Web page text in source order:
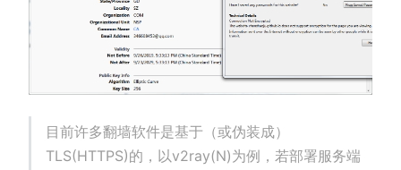
目前许多翻墙软件是基于（或伪装成）
TLS(HTTPS)的，以v2ray(N)为例，若部署服务端